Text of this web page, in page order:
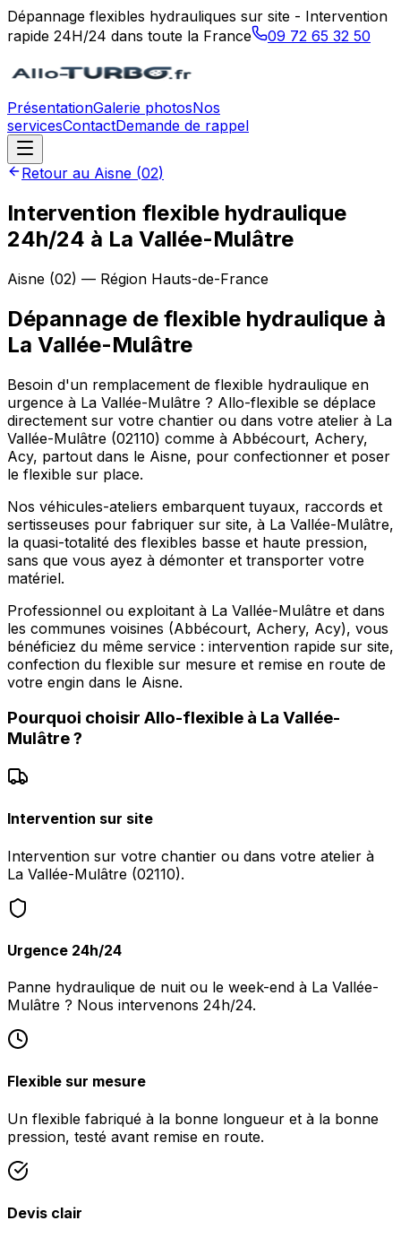
Dépannage flexibles hydrauliques sur site - Intervention
rapide 24H/24 dans toute la France
09 72 65 32 50
PrésentationGalerie photosNos
servicesContactDemande de rappel
Retour au Aisne (02)
Intervention flexible hydraulique
24h/24 à La Vallée-Mulâtre
Aisne (02) — Région Hauts-de-France
Dépannage de flexible hydraulique à
La Vallée-Mulâtre
Besoin d'un remplacement de flexible hydraulique en
urgence à La Vallée-Mulâtre ? Allo-flexible se déplace
directement sur votre chantier ou dans votre atelier à La
Vallée-Mulâtre (02110) comme à Abbécourt, Achery,
Acy, partout dans le Aisne, pour confectionner et poser
le flexible sur place.
Nos véhicules-ateliers embarquent tuyaux, raccords et
sertisseuses pour fabriquer sur site, à La Vallée-Mulâtre,
la quasi-totalité des flexibles basse et haute pression,
sans que vous ayez à démonter et transporter votre
matériel.
Professionnel ou exploitant à La Vallée-Mulâtre et dans
les communes voisines (Abbécourt, Achery, Acy), vous
bénéficiez du même service : intervention rapide sur site,
confection du flexible sur mesure et remise en route de
votre engin dans le Aisne.
Pourquoi choisir Allo-flexible à La Vallée-
Mulâtre?
Intervention sur site
Intervention sur votre chantier ou dans votre atelier à
La Vallée-Mulâtre (02110).
Urgence 24h/24
Panne hydraulique de nuit ou le week-end à La Vallée-
Mulâtre ? Nous intervenons 24h/24.
Flexible sur mesure
Un flexible fabriqué à la bonne longueur et à la bonne
pression, testé avant remise en route.
Devis clair